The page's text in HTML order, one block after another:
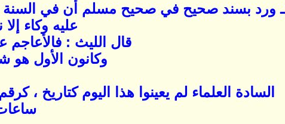
1ـ ورد بسند صحيح في صحيح مسلم أن في السنة
عليه وكاء
قال الليث : فالأعاجم
وكانون الأول
السادة العلماء لم يعينوا هذا اليوم كتاريخ
ساعات